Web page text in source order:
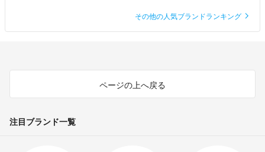
その他の人気ブランドランキング
ページの上へ戻る
注目ブランド一覧